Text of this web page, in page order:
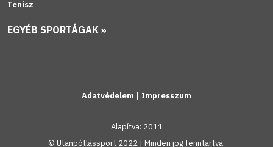
Tenisz
EGYÉB SPORTÁGAK »
Adatvédelem | Impresszum
Alapítva: 2011
© Utanpótlássport 2022 | Minden jog fenntartva.